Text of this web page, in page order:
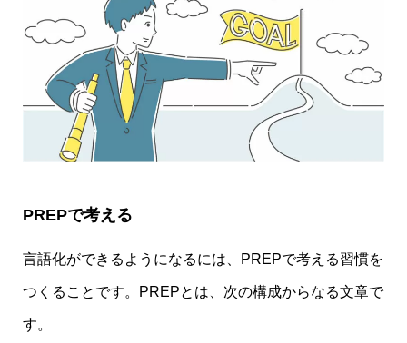
PREPで考える
言語化ができるようになるには、PREPで考える習慣を
つくることです。PREPとは、次の構成からなる文章で
す。